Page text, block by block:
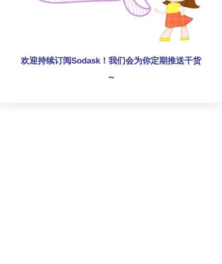
欢迎持续订阅Sodask！我们会为你定期推送干货
～